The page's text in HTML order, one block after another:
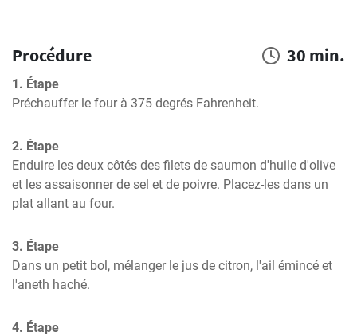
Procédure 30 min.
1. Étape
Préchauffer le four à 375 degrés Fahrenheit.
2. Étape
Enduire les deux côtés des filets de saumon d'huile d'olive
et les assaisonner de sel et de poivre. Placez-les dans un
plat allant au four.
3. Étape
Dans un petit bol, mélanger le jus de citron, l'ail émincé et
l'aneth haché.
4. Étape